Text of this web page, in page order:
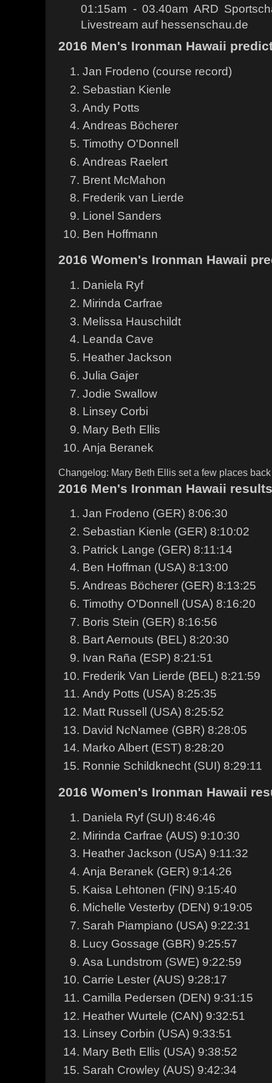
01:15am - 03.40am ARD
Livestream auf hessenschau.de
2016 Men's Ironman Hawaii
Jan Frodeno (course record)
Sebastian Kienle
Andy Potts
Andreas Böcherer
Timothy O'Donnell
Andreas Raelert
Brent McMahon
Frederik van Lierde
Lionel Sanders
Ben Hoffmann
2016 Women's Ironman Hawaii
Daniela Ryf
Mirinda Carfrae
Melissa Hauschildt
Leanda Cave
Heather Jackson
Julia Gajer
Jodie Swallow
Linsey Corbi
Mary Beth Ellis
Anja Beranek
Changelog: Mary Beth Ellis set a few places
2016 Men's Ironman Hawaii results
Jan Frodeno (GER) 8:06:30
Sebastian Kienle (GER) 8:10:02
Patrick Lange (GER) 8:11:14
Ben Hoffman (USA) 8:13:00
Andreas Böcherer (GER) 8:13:25
Timothy O'Donnell (USA) 8:16:20
Boris Stein (GER) 8:16:56
Bart Aernouts (BEL) 8:20:30
Ivan Raña (ESP) 8:21:51
Frederik Van Lierde (BEL) 8:21:59
Andy Potts (USA) 8:25:35
Matt Russell (USA) 8:25:52
David NcNamee (GBR) 8:28:05
Marko Albert (EST) 8:28:20
Ronnie Schildknecht (SUI) 8:29:11
2016 Women's Ironman Hawaii
Daniela Ryf (SUI) 8:46:46
Mirinda Carfrae (AUS) 9:10:30
Heather Jackson (USA) 9:11:32
Anja Beranek (GER) 9:14:26
Kaisa Lehtonen (FIN) 9:15:40
Michelle Vesterby (DEN) 9:19:05
Sarah Piampiano (USA) 9:22:31
Lucy Gossage (GBR) 9:25:57
Asa Lundstrom (SWE) 9:22:59
Carrie Lester (AUS) 9:28:17
Camilla Pedersen (DEN) 9:31:15
Heather Wurtele (CAN) 9:32:51
Linsey Corbin (USA) 9:33:51
Mary Beth Ellis (USA) 9:38:52
Sarah Crowley (AUS) 9:42:34